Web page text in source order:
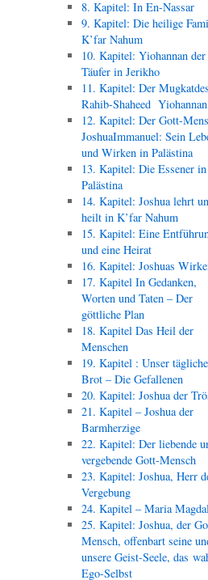
8. Kapitel: In En-Nassar
9. Kapitel: Die heilige
K’far Nahum
10. Kapitel: Yiohannan der
Täufer in Jerikho
11. Kapitel: Der
Rahib-Shaheed
12. Kapitel: Der Gott-
JoshuaImmanuel: Sein
und Wirken in Palästina
13. Kapitel: Die Essener in
Palästina
14. Kapitel: Joshua lehrt
heilt in K’far Nahum
15. Kapitel: Eine
und eine Heirat
16. Kapitel: Joshuas
17. Kapitel In Gedanken,
Worten und Taten – Der
göttliche Plan
18. Kapitel Das Heil der
Menschen
19. Kapitel : Unser
Brot – Die Gefallenen
20. Kapitel: Joshua der
21. Kapitel – Joshua der
Barmherzige
22. Kapitel: Der liebende
vergebende Gott-Mensch
23. Kapitel: Joshua, Herr
Vergebung
24. Kapitel – Maria
25. Kapitel: Joshua, der
Mensch, offenbart seine
unsere Geist-Seele, das
Ego-Selbst